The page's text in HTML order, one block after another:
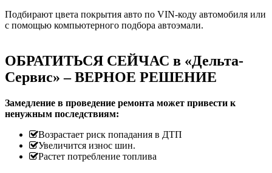
Подбирают цвета покрытия авто по VIN-коду автомобиля или
с помощью компьютерного подбора автоэмали.
ОБРАТИТЬСЯ СЕЙЧАС в «Дельта-
Сервис» – ВЕРНОЕ РЕШЕНИЕ
Замедление в проведение ремонта может привести к
ненужным последствиям:
Возрастает риск попадания в ДТП
Увеличится износ шин.
Растет потребление топлива